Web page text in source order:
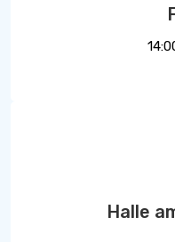
Halle